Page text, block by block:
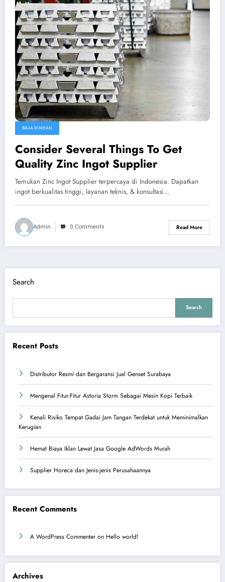
BAJA RINGAN
Consider Several Things To Get
Quality Zinc Ingot Supplier
Temukan Zinc Ingot Supplier terpercaya di Indonesia. Dapatkan
ingot berkualitas tinggi, layanan teknis, & konsultasi…
Admin 0 Comments Read More
Search
Search
Recent Posts
Distributor Resmi dan Bergaransi Jual Genset Surabaya
Mengenal Fitur-Fitur Astoria Storm Sebagai Mesin Kopi Terbaik
Kenali Risiko Tempat Gadai Jam Tangan Terdekat untuk Meminimalkan
Kerugian
Hemat Biaya Iklan Lewat Jasa Google AdWords Murah
Supplier Horeca dan Jenis-jenis Perusahaannya
Recent Comments
A WordPress Commenter on Hello world!
Archives